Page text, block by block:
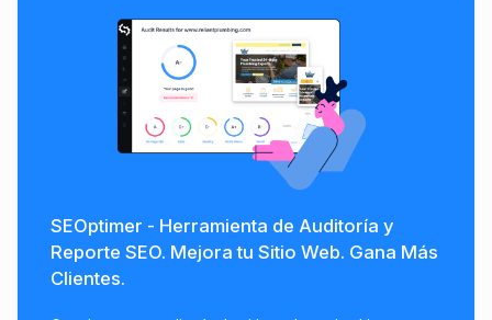
SEOptimer - Herramienta de Auditoría y
Reporte SEO. Mejora tu Sitio Web. Gana Más
Clientes.